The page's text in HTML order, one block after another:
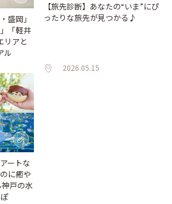
盛岡」
「軽井
リアと
ル
【旅先診断】あなたの“いま”にぴ
ったりな旅先が見つかる♪
2026.05.15
ートな
に癒や
戸の水